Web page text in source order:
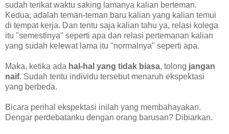
sudah terikat waktu saking lamanya kalian berteman.
Kedua, adalah teman-teman baru kalian yang kalian temui
di tempat kerja. Dan tentu saja kalian tahu ya, relasi kolega
itu "semestinya" seperti apa dan relasi pertemanan kalian
yang sudah kelewat lama itu "normalnya" seperti apa.
Maka, ketika ada hal-hal yang tidak biasa, tolong jangan
naif. Sudah tentu individu tersebut menaruh ekspektasi
yang berbeda.
Bicara perihal ekspektasi inilah yang membahayakan.
Dengar perdebatanku dengan orang barusan? Dibiarkan.